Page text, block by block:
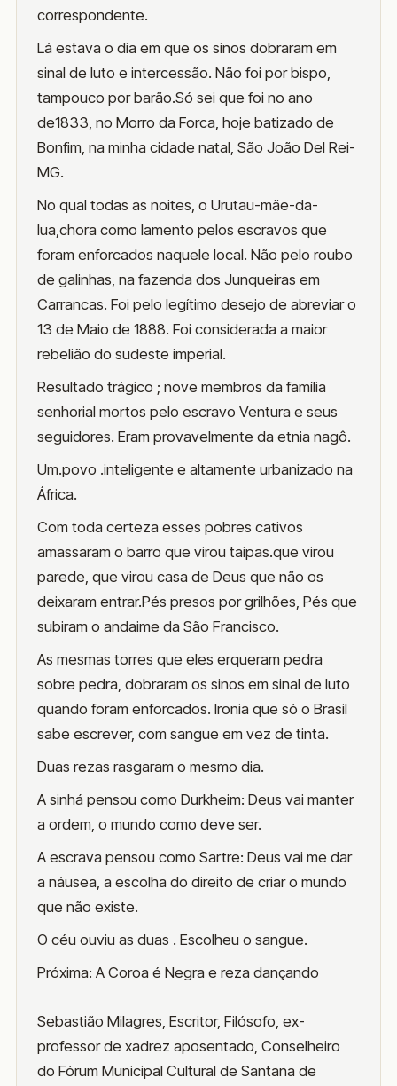
correspondente.
Lá estava o dia em que os sinos dobraram em
sinal de luto e intercessão. Não foi por bispo,
tampouco por barão.Só sei que foi no ano
de1833, no Morro da Forca, hoje batizado de
Bonfim, na minha cidade natal, São João Del Rei-
MG.
No qual todas as noites, o Urutau-mãe-da-
lua,chora como lamento pelos escravos que
foram enforcados naquele local. Não pelo roubo
de galinhas, na fazenda dos Junqueiras em
Carrancas. Foi pelo legítimo desejo de abreviar o
13 de Maio de 1888. Foi considerada a maior
rebelião do sudeste imperial.
Resultado trágico ; nove membros da família
senhorial mortos pelo escravo Ventura e seus
seguidores. Eram provavelmente da etnia nagô.
Um.povo .inteligente e altamente urbanizado na
África.
Com toda certeza esses pobres cativos
amassaram o barro que virou taipas.que virou
parede, que virou casa de Deus que não os
deixaram entrar.Pés presos por grilhões, Pés que
subiram o andaime da São Francisco.
As mesmas torres que eles erqueram pedra
sobre pedra, dobraram os sinos em sinal de luto
quando foram enforcados. Ironia que só o Brasil
sabe escrever, com sangue em vez de tinta.
Duas rezas rasgaram o mesmo dia.
A sinhá pensou como Durkheim: Deus vai manter
a ordem, o mundo como deve ser.
A escrava pensou como Sartre: Deus vai me dar
a náusea, a escolha do direito de criar o mundo
que não existe.
O céu ouviu as duas . Escolheu o sangue.
Próxima: A Coroa é Negra e reza dançando
Sebastião Milagres, Escritor, Filósofo, ex-
professor de xadrez aposentado, Conselheiro
do Fórum Municipal Cultural de Santana de